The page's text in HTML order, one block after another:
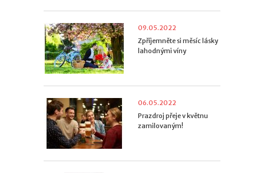
09.05.2022
Zpříjemněte si měsíc lásky
lahodnými víny
06.05.2022
Prazdroj přeje v květnu
zamilovaným!